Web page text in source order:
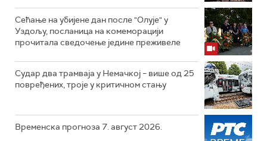
Сећање на убијене дан после "Олује" у
Уздољу, посланица на комеморацији
прочитала сведочење једине преживеле
Судар два трамваја у Немачкој – више од 25
повређених, троје у критичном стању
Временска прогноза 7. август 2026.